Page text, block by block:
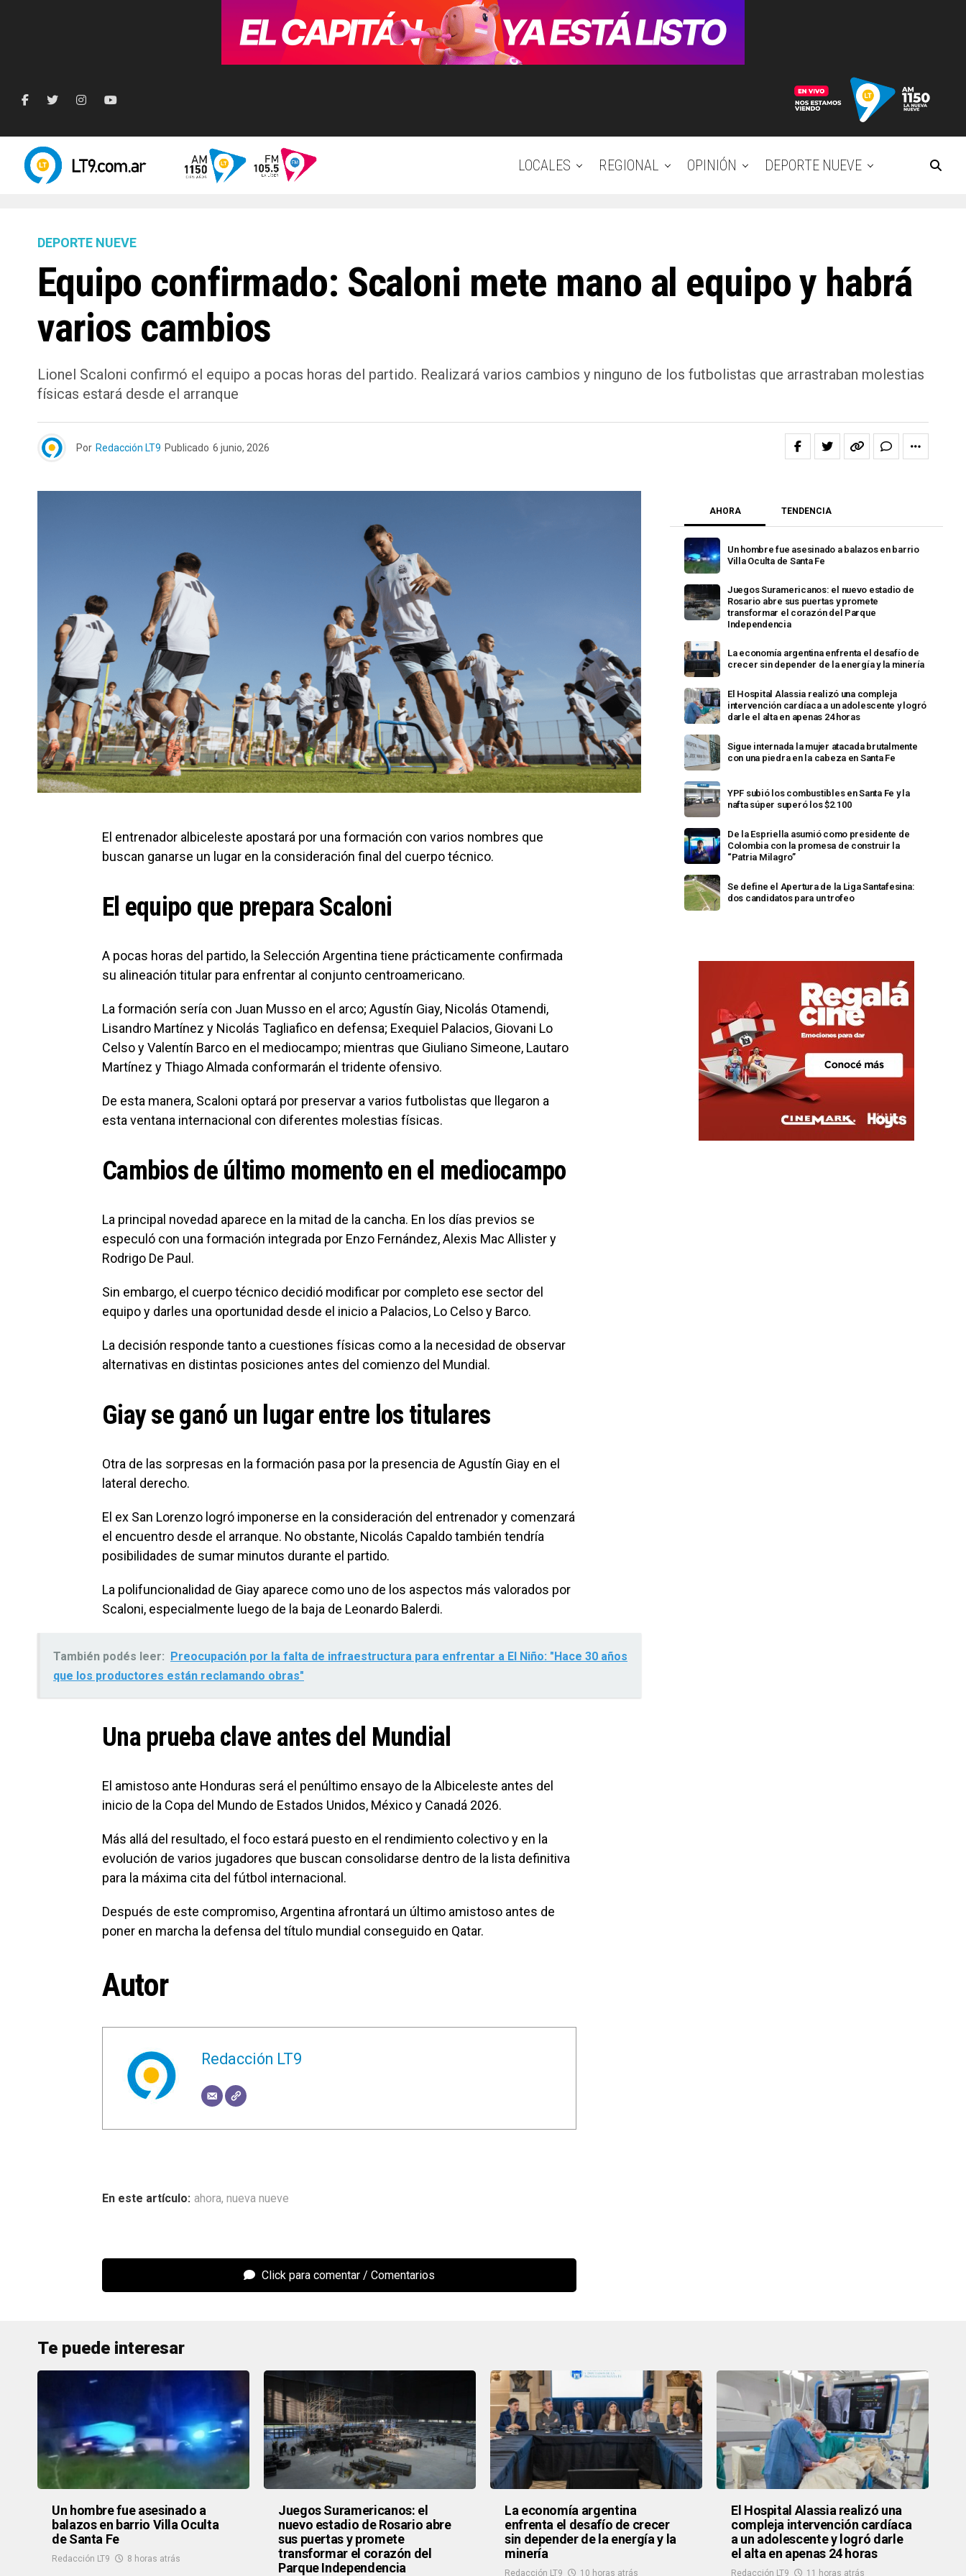
LOCALES REGIONAL OPINIÓN DEPORTE NUEVE
DEPORTE NUEVE
Equipo confirmado: Scaloni mete mano al equipo y habrá
varios cambios
Lionel Scaloni confirmó el equipo a pocas horas del partido. Realizará varios cambios y ninguno de los futbolistas que arrastraban molestias
físicas estará desde el arranque
Por Redacción LT9 Publicado 6 junio, 2026
El entrenador albiceleste apostará por una formación con varios nombres que
buscan ganarse un lugar en la consideración final del cuerpo técnico.
El equipo que prepara Scaloni
A pocas horas del partido, la Selección Argentina tiene prácticamente confirmada
su alineación titular para enfrentar al conjunto centroamericano.
La formación sería con Juan Musso en el arco; Agustín Giay, Nicolás Otamendi,
Lisandro Martínez y Nicolás Tagliafico en defensa; Exequiel Palacios, Giovani Lo
Celso y Valentín Barco en el mediocampo; mientras que Giuliano Simeone, Lautaro
Martínez y Thiago Almada conformarán el tridente ofensivo.
De esta manera, Scaloni optará por preservar a varios futbolistas que llegaron a
esta ventana internacional con diferentes molestias físicas.
Cambios de último momento en el mediocampo
La principal novedad aparece en la mitad de la cancha. En los días previos se
especuló con una formación integrada por Enzo Fernández, Alexis Mac Allister y
Rodrigo De Paul.
Sin embargo, el cuerpo técnico decidió modificar por completo ese sector del
equipo y darles una oportunidad desde el inicio a Palacios, Lo Celso y Barco.
La decisión responde tanto a cuestiones físicas como a la necesidad de observar
alternativas en distintas posiciones antes del comienzo del Mundial.
Giay se ganó un lugar entre los titulares
Otra de las sorpresas en la formación pasa por la presencia de Agustín Giay en el
lateral derecho.
El ex San Lorenzo logró imponerse en la consideración del entrenador y comenzará
el encuentro desde el arranque. No obstante, Nicolás Capaldo también tendría
posibilidades de sumar minutos durante el partido.
La polifuncionalidad de Giay aparece como uno de los aspectos más valorados por
Scaloni, especialmente luego de la baja de Leonardo Balerdi.
También podés leer: Preocupación por la falta de infraestructura para enfrentar a El Niño: "Hace 30 años
que los productores están reclamando obras"
Una prueba clave antes del Mundial
El amistoso ante Honduras será el penúltimo ensayo de la Albiceleste antes del
inicio de la Copa del Mundo de Estados Unidos, México y Canadá 2026.
Más allá del resultado, el foco estará puesto en el rendimiento colectivo y en la
evolución de varios jugadores que buscan consolidarse dentro de la lista definitiva
para la máxima cita del fútbol internacional.
Después de este compromiso, Argentina afrontará un último amistoso antes de
poner en marcha la defensa del título mundial conseguido en Qatar.
Autor
Redacción LT9
ahora, nueva nueve
Click para comentar
AHORA TENDENCIA
Un hombre fue asesinado a balazos en barrio
Villa Oculta de Santa Fe
Juegos Suramericanos: el nuevo estadio de
Rosario abre sus puertas y promete
transformar el corazón del Parque
Independencia
La economía argentina enfrenta el desafío de
crecer sin depender de la energía y la minería
El Hospital Alassia realizó una compleja
intervención cardíaca a un adolescente y logró
darle el alta en apenas 24 horas
Sigue internada la mujer atacada brutalmente
con una piedra en la cabeza en Santa Fe
YPF subió los combustibles en Santa Fe y la
nafta súper superó los $2.100
De la Espriella asumió como presidente de
Colombia con la promesa de construir la
“Patria Milagro”
Se define el Apertura de la Liga Santafesina:
dos candidatos para un trofeo
Te puede interesar
Un hombre fue asesinado a
balazos en barrio Villa Oculta
de Santa Fe
Redacción LT9 8 horas atrás
Juegos Suramericanos: el
nuevo estadio de Rosario abre
sus puertas y promete
transformar el corazón del
Parque Independencia
La economía argentina
enfrenta el desafío de crecer
sin depender de la energía y la
minería
Redacción LT9 10 horas atrás
El Hospital Alassia realizó una
compleja intervención cardíaca
a un adolescente y logró darle
el alta en apenas 24 horas
Redacción LT9 11 horas atrás